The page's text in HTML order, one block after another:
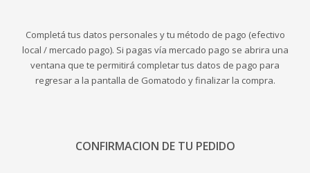
Completá tus datos personales y tu método de pago (efectivo
local / mercado pago). Si pagas vía mercado pago se abrira una
ventana que te permitirá completar tus datos de pago para
regresar a la pantalla de Gomatodo y finalizar la compra.
CONFIRMACION DE TU PEDIDO